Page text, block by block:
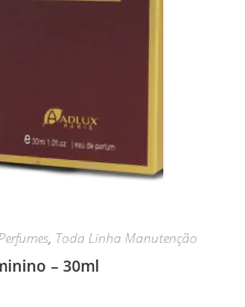
, Toda Linha Manutenção
– 30ml